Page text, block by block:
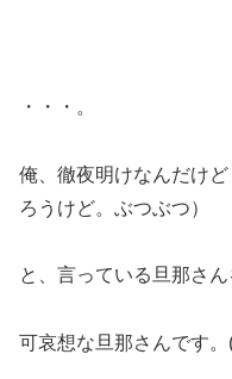
・・・。
俺、徹夜明けなんだけ
ろうけど。ぶつぶつ）
と、言っている旦那さ
可哀想な旦那さんです